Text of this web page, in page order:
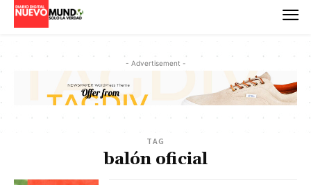
- Advertisement -
TAG
balón oficial